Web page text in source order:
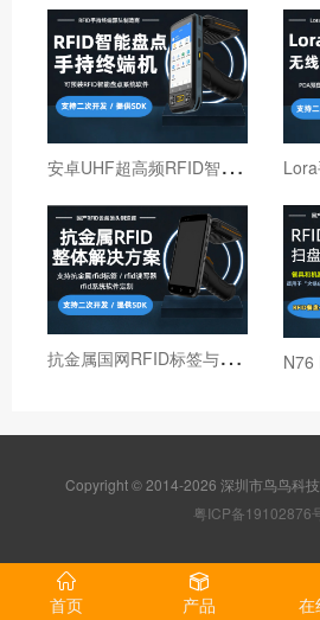
安
卓UHF超高频RFID智能盘点手持终端设备
抗
金属国网RFID标签与国网RFID读写器厂家
Copyright © 2014-2026 深圳市鸟鸟科
粤ICP备19102876
首页 产品 在